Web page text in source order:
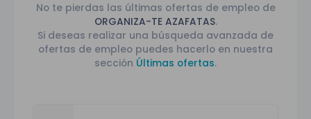
No te pierdas las últimas ofertas de empleo de
ORGANIZA-TE AZAFATAS.
Si deseas realizar una búsqueda avanzada de
ofertas de empleo puedes hacerlo en nuestra
sección Últimas ofertas.